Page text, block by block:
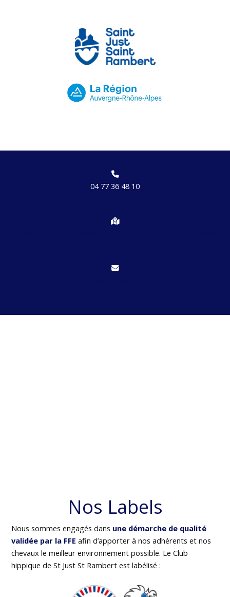
04 77 36 48 10
Nos Labels
Nous sommes engagés dans une démarche de qualité
validée par la FFE afin d’apporter à nos adhérents et nos
chevaux le meilleur environnement possible. Le Club
hippique de St Just St Rambert est labélisé :